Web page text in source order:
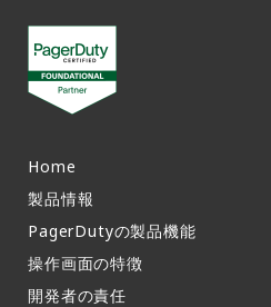
Home
製品情報​
PagerDutyの製品機能​
操作画面の特徴​
開発者の責任